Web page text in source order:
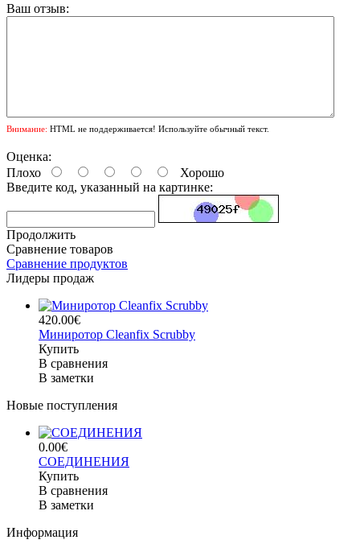
Ваш отзыв:
Внимание: HTML не поддерживается! Используйте обычный текст.
Оценка:
Плохо
Хорошо
Введите код, указанный на картинке:
Продолжить
Сравнение товаров
Сравнение продуктов
Лидеры продаж
420.00€
Миниротор Cleanfix Scrubby
Купить
В сравнения
В заметки
Новые поступления
0.00€
СОЕДИНЕНИЯ
Купить
В сравнения
В заметки
Информация